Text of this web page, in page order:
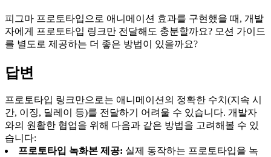
피그마 프로토타입으로 애니메이션 효과를 구현했을 때, 개발
자에게 프로토타입 링크만 전달해도 충분할까요? 모션 가이드
를 별도로 제공하는 더 좋은 방법이 있을까요?
답변
프로토타입 링크만으로는 애니메이션의 정확한 수치(지속 시
간, 이징, 딜레이 등)를 전달하기 어려울 수 있습니다. 개발자
와의 원활한 협업을 위해 다음과 같은 방법을 고려해볼 수 있
습니다:
프로토타입 녹화본 제공: 실제 동작하는 프로토타입을 녹